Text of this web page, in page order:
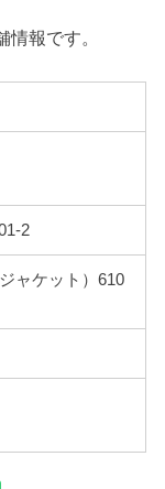
報です。
2
ャケット）610